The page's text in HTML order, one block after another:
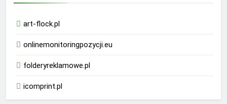
art-flock.pl
onlinemonitoringpozycji.eu
folderyreklamowe.pl
icomprint.pl